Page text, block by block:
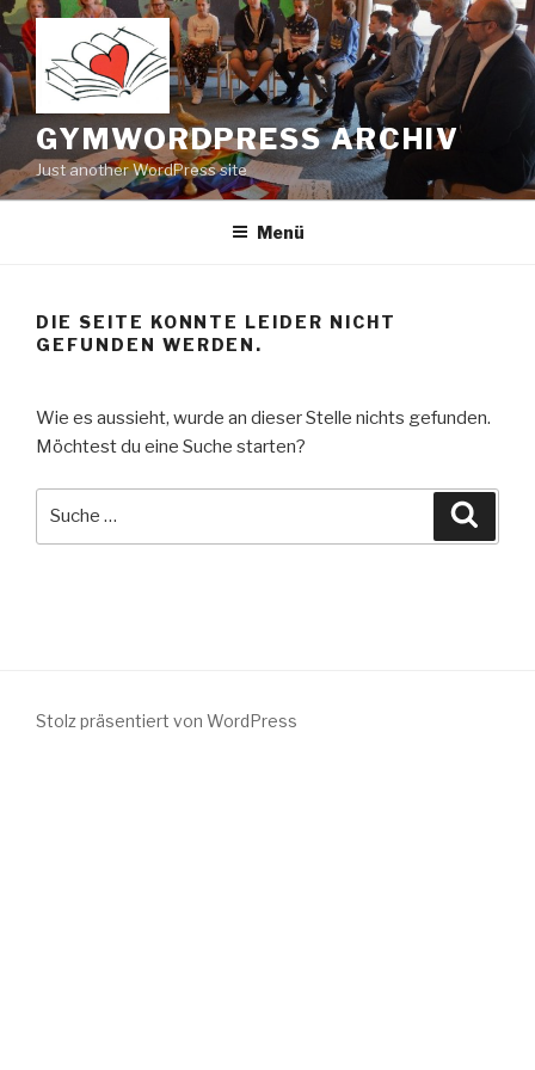
Zum
Inhalt
springen
GYMWORDPRESS ARCHIV
Just another WordPress site
Menü
DIE SEITE KONNTE LEIDER NICHT
GEFUNDEN WERDEN.
Wie es aussieht, wurde an dieser Stelle nichts gefunden.
Möchtest du eine Suche starten?
Stolz präsentiert von WordPress